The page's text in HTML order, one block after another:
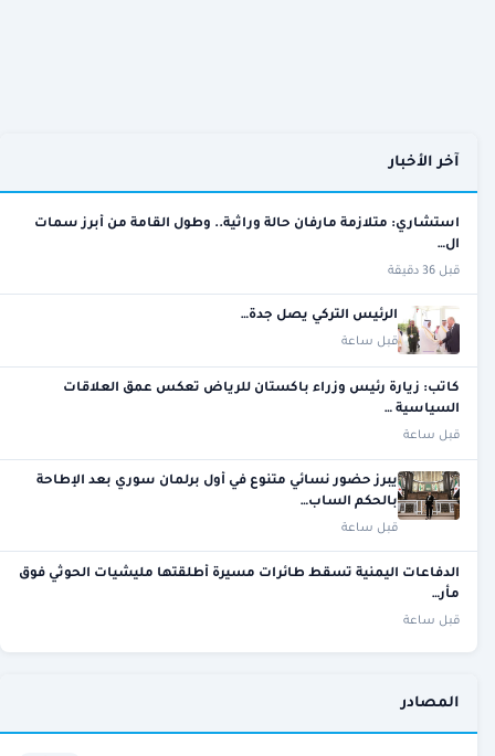
آخر الأخبار
استشاري: متلازمة مارفان حالة وراثية.. وطول القامة من أبرز سمات
ال…
قبل 36 دقيقة
الرئيس التركي يصل جدة…
قبل ساعة
كاتب: زيارة رئيس وزراء باكستان للرياض تعكس عمق العلاقات
السياسية …
قبل ساعة
يبرز حضور نسائي متنوع في أول برلمان سوري بعد الإطاحة
بالحكم الساب…
قبل ساعة
الدفاعات اليمنية تسقط طائرات مسيرة أطلقتها مليشيات الحوثي فوق
مأر…
قبل ساعة
المصادر